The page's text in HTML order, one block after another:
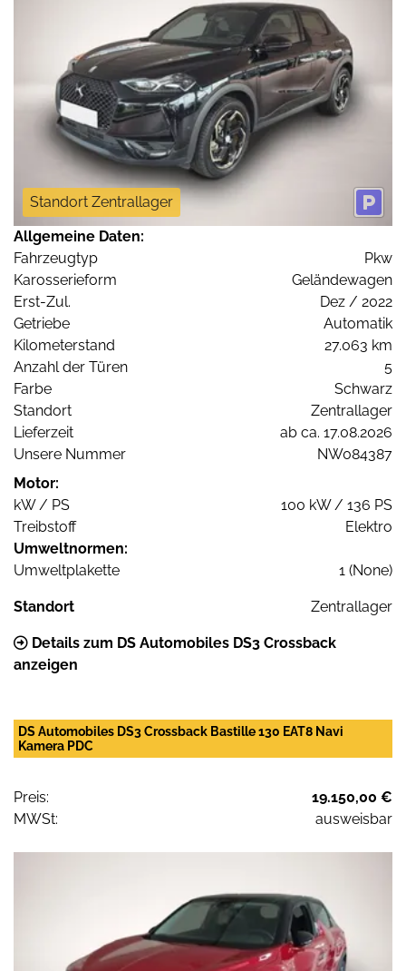
Standort Zentrallager
Allgemeine Daten:
Fahrzeugtyp
Pkw
Karosserieform
Geländewagen
Erst-Zul.
Dez / 2022
Getriebe
Automatik
Kilometerstand
27.063 km
Anzahl der Türen
5
Farbe
Schwarz
Standort
Zentrallager
Lieferzeit
ab ca. 17.08.2026
Unsere Nummer
NW084387
Motor:
kW / PS
100 kW / 136 PS
Treibstoff
Elektro
Umweltnormen:
Umweltplakette
1 (None)
Standort Zentrallager
Details zum DS Automobiles DS3 Crossback
anzeigen
DS Automobiles DS3 Crossback Bastille 130 EAT8 Navi
Kamera PDC
Preis:
19.150,00 €
MWSt:
ausweisbar